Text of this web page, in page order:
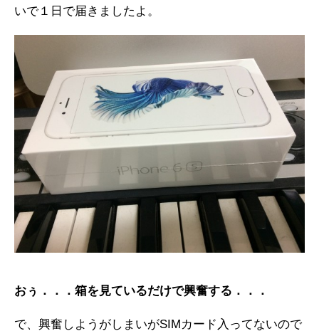
いで１日で届きましたよ。
おぅ．．．箱を見ているだけで興奮する．．．
で、興奮しようがしまいがSIMカード入ってないので